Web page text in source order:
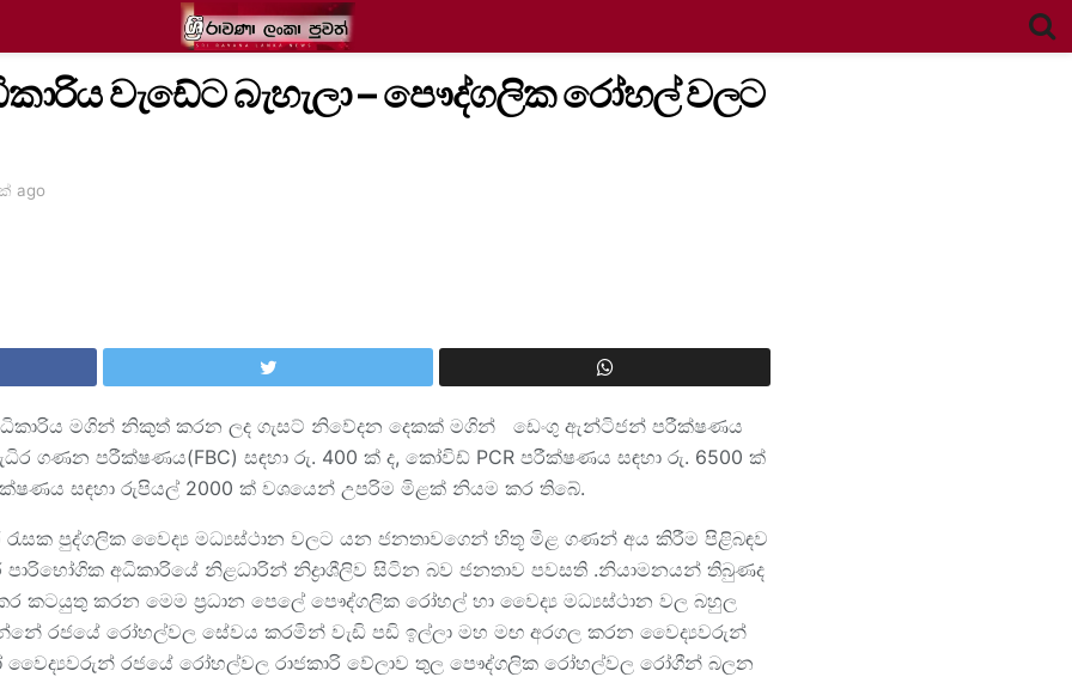
වැඩේට බැහැලා – පෞද්ගලික රෝහල් වලට
ago
මගින් නිකුත් කරන ලද ගැසට් නිවේදන දෙකක් මගින් ඩෙංගු ඇන්ටිජන් පරීක්ෂණය
ගණන පරීක්ෂණය(FBC) සඳහා රු. 400 ක් ද, කෝවිඩ් PCR පරීක්ෂණය සඳහා රු. 6500 ක්
සඳහා රුපියල් 2000 ක් වශයෙන් උපරිම මිළක් නියම කර තිබේ.
පුද්ගලික වෛද්‍ය මධ්‍යස්ථාන වලට යන ජනතාවගෙන් හිතූ මිළ ගණන් අය කිරීම පිළිබඳව
අධිකාරියේ නිළධාරින් නිද්‍රාශීලිව සිටින බව ජනතාව පවසති .නියාමනයන් තිබුණද
කටයුතු කරන මෙම ප්‍රධාන පෙලේ පෞද්ගලික රෝහල් හා වෛද්‍ය මධ්‍යස්ථාන වල බහුල
රජයේ රෝහල්වල සේවය කරමින් වැඩි පඩි ඉල්ලා මහ මඟ අරගල කරන වෛද්‍යවරුන්
රජයේ රෝහල්වල රාජකාරි වේලාව තුල පෞද්ගලික රෝහල්වල රෝගීන් බලන